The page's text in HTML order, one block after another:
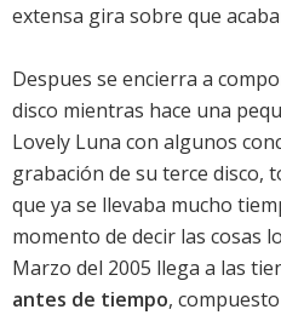
extensa gira sobre que
Despues se encierra a
disco mientras hace una
Lovely Luna con algunos
grabación de su terce disco,
que ya se llevaba mucho
momento de decir las cosas
Marzo del 2005 llega a las
antes de tiempo,